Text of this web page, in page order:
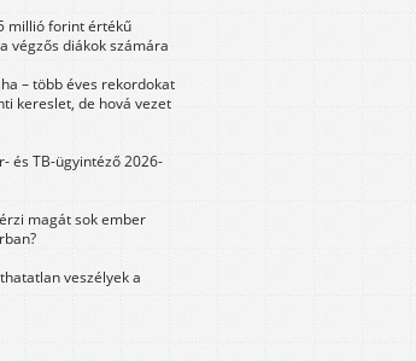
millió forint értékű
végzős diákok számára
– több éves rekordokat
kereslet, de hová vezet
és TB-ügyintéző 2026-
magát sok ember
veszélyek a